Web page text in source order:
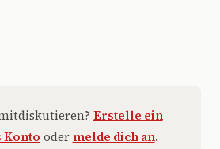
Erstelle ein
Konto oder melde dich an.